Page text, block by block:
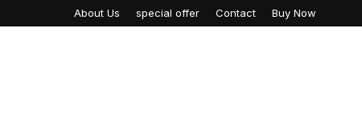
About Us special offer Contact Buy Now